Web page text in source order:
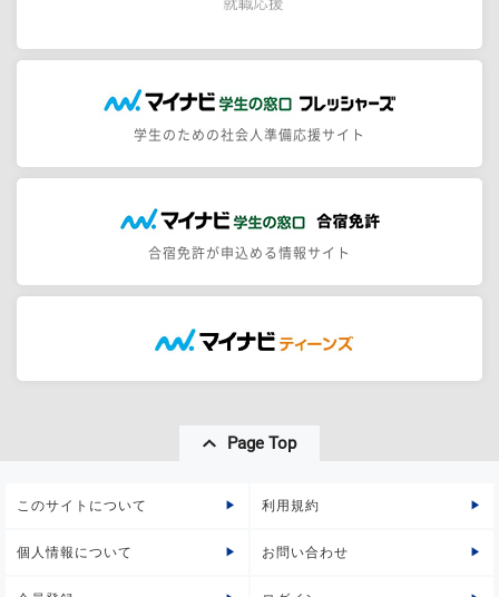
学生のための社会人準備応援サイト
合宿免許が申込める情報サイト
Page Top
このサイトについて 利用規約
個人情報について お問い合わせ